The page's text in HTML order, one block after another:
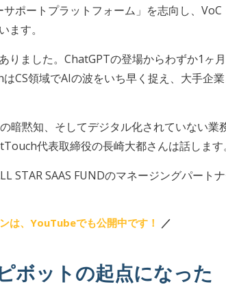
ポートプラットフォーム」を志向し、
す。
ました。ChatGPTの登場からわずか1ヶ
CS領域でAIの波をいち早く捉え、大手企
暗黙知、そしてデジタル化されていない業
代表取締役の長崎大都さんは話します。
STAR SAAS FUNDのマネージングパート
は、YouTubeでも公開中です！ ／
ボットの起点になった